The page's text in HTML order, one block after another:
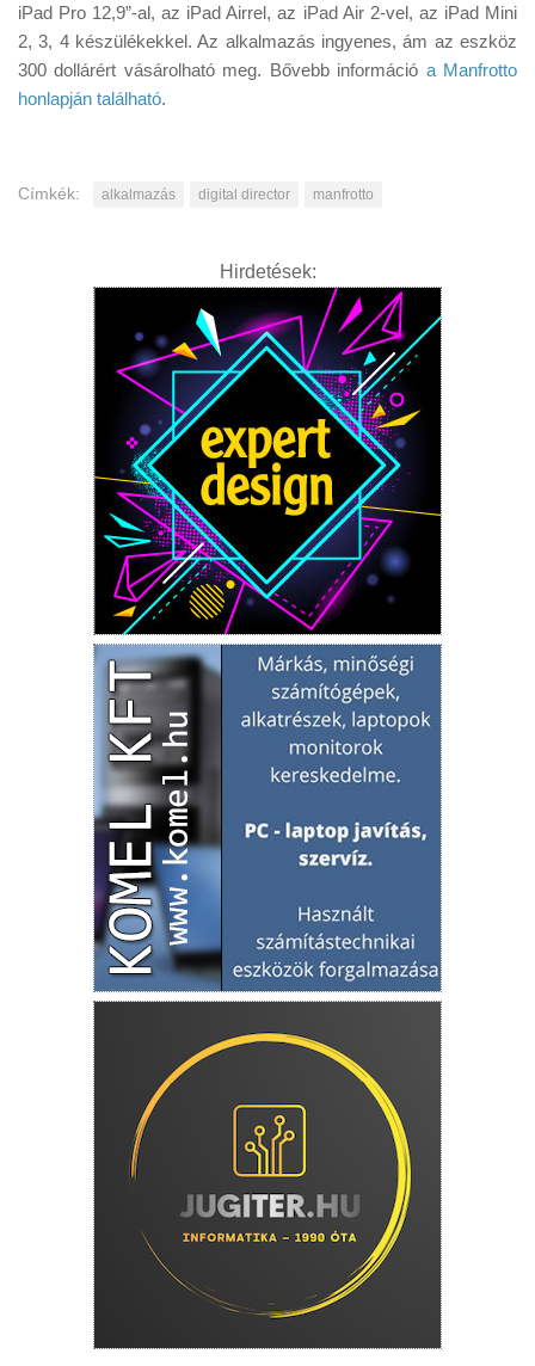
iPad Pro 12,9”-al, az iPad Airrel, az iPad Air 2-vel, az iPad Mini
2, 3, 4 készülékekkel. Az alkalmazás ingyenes, ám az eszköz
300 dollárért vásárolható meg. Bővebb információ a Manfrotto
honlapján található.
Címkék: alkalmazás digital director manfrotto
Hirdetések: